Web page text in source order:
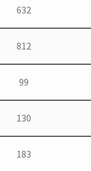
632
812
99
130
183